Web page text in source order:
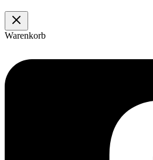
Warenkorb